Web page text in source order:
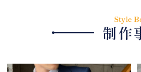
Style
・ 制作